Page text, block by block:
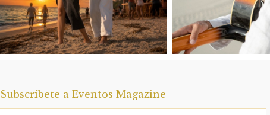
Subscríbete a Eventos Magazine